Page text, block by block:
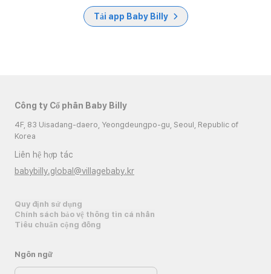
Tải app Baby Billy
Công ty Cổ phần Baby Billy
4F, 83 Uisadang-daero, Yeongdeungpo-gu, Seoul, Republic of
Korea
Liên hệ hợp tác
babybilly.global@villagebaby.kr
Quy định sử dụng
Chính sách bảo vệ thông tin cá nhân
Tiêu chuẩn cộng đồng
Ngôn ngữ